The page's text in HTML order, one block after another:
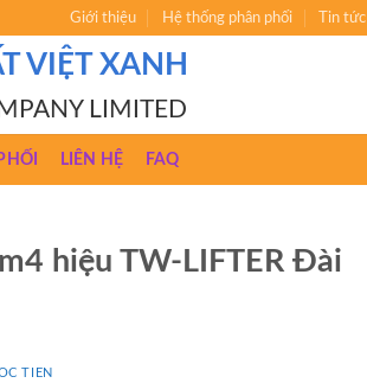
Giới thiệu Hệ thống phân phối Tin tức
VIỆT XANH
LIMITED
LIÊN HỆ FAQ
hiệu TW-LIFTER Đài
TIEN